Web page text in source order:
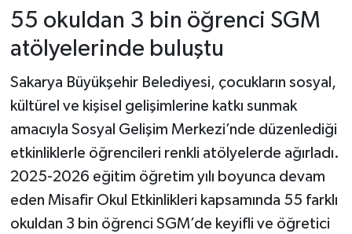
55 okuldan 3 bin öğrenci SGM
atölyelerinde buluştu
Sakarya Büyükşehir Belediyesi, çocukların sosyal,
kültürel ve kişisel gelişimlerine katkı sunmak
amacıyla Sosyal Gelişim Merkezi’nde düzenlediği
etkinliklerle öğrencileri renkli atölyelerde ağırladı.
2025-2026 eğitim öğretim yılı boyunca devam
eden Misafir Okul Etkinlikleri kapsamında 55 farklı
okuldan 3 bin öğrenci SGM’de keyifli ve öğretici